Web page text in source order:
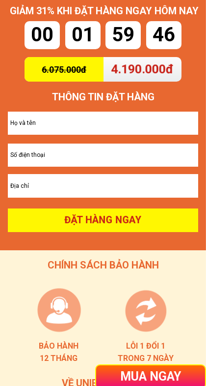
MUA NGAY
ĐẶT HÀNG NGAY
GIẢM 31% KHI ĐẶT HÀNG NGAY HÔM NAY
00 01 59 42
6.075.000đ 4.190.000đ
THÔNG TIN ĐẶT HÀNG
CHÍNH SÁCH BẢO HÀNH
BẢO HÀNH
12 THÁNG
LỖI 1 ĐỔI 1
TRONG 7 NGÀY
VỀ UNIE VIỆT NAM